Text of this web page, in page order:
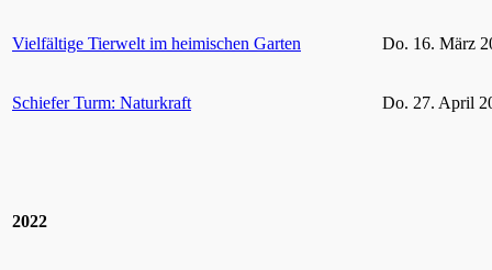
Vielfältige Tierwelt im heimischen Garten Do. 16. März
Schiefer Turm: Naturkraft Do. 27. April
2022